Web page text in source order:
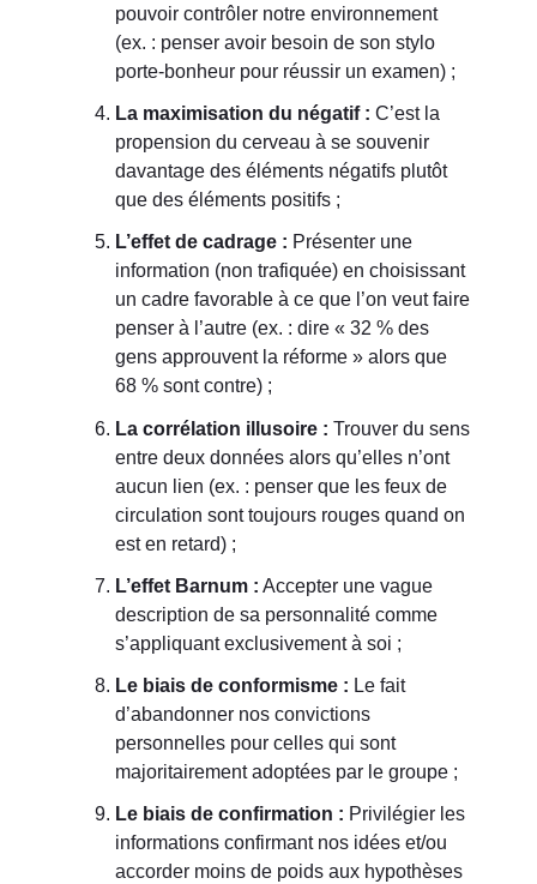
pouvoir contrôler notre environnement
(ex. : penser avoir besoin de son stylo
porte-bonheur pour réussir un examen) ;
La maximisation du négatif : C’est la
propension du cerveau à se souvenir
davantage des éléments négatifs plutôt
que des éléments positifs ;
L’effet de cadrage : Présenter une
information (non trafiquée) en choisissant
un cadre favorable à ce que l’on veut faire
penser à l’autre (ex. : dire « 32 % des
gens approuvent la réforme » alors que
68 % sont contre) ;
La corrélation illusoire : Trouver du sens
entre deux données alors qu’elles n’ont
aucun lien (ex. : penser que les feux de
circulation sont toujours rouges quand on
est en retard) ;
L’effet Barnum : Accepter une vague
description de sa personnalité comme
s’appliquant exclusivement à soi ;
Le biais de conformisme : Le fait
d’abandonner nos convictions
personnelles pour celles qui sont
majoritairement adoptées par le groupe ;
Le biais de confirmation : Privilégier les
informations confirmant nos idées et/ou
accorder moins de poids aux hypothèses